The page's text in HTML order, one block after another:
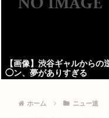
【画像】渋谷ギャルからの
◯ン、夢がありすぎる
ホーム ニュー速